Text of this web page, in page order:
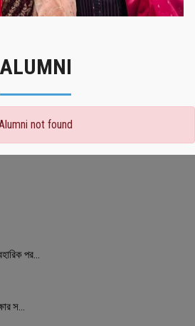
ALUMNI
not found
পর...
স...